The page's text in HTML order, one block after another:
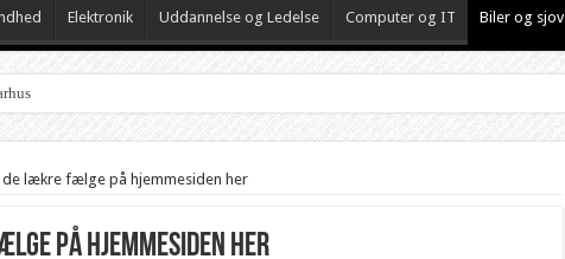
Elektronik Uddannelse og Ledelse Computer og IT Biler og sjov
de lækre fælge på hjemmesiden her
på hjemmesiden her